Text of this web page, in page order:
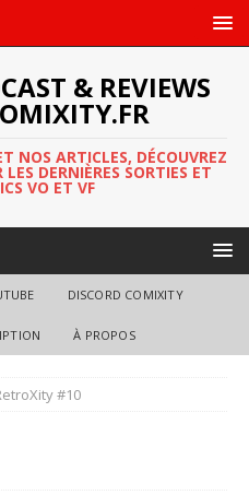
& REVIEWS
NOS ARTICLES, DÉCOUVREZ
DERNIÈRES SORTIES ET
VO ET VF
DISCORD COMIXITY
À PROPOS
#10